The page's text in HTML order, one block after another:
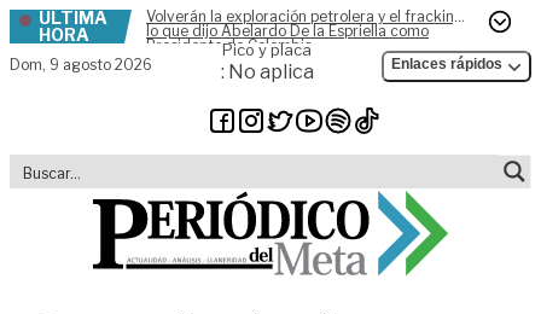
Skip to content
ÚLTIMA
HORA
Volverán la exploración petrolera y el fracking,
lo que dijo Abelardo De la Espriella como
Presidente de Colombia
Dom, 9 agosto 2026
Pico y placa
: No aplica Enlaces rápidos